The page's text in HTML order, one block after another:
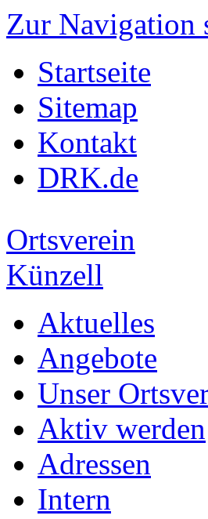
Zur Navigation
Startseite
Sitemap
Kontakt
DRK.de
Ortsverein
Künzell
Aktuelles
Angebote
Unser
Aktiv werden
Adressen
Intern